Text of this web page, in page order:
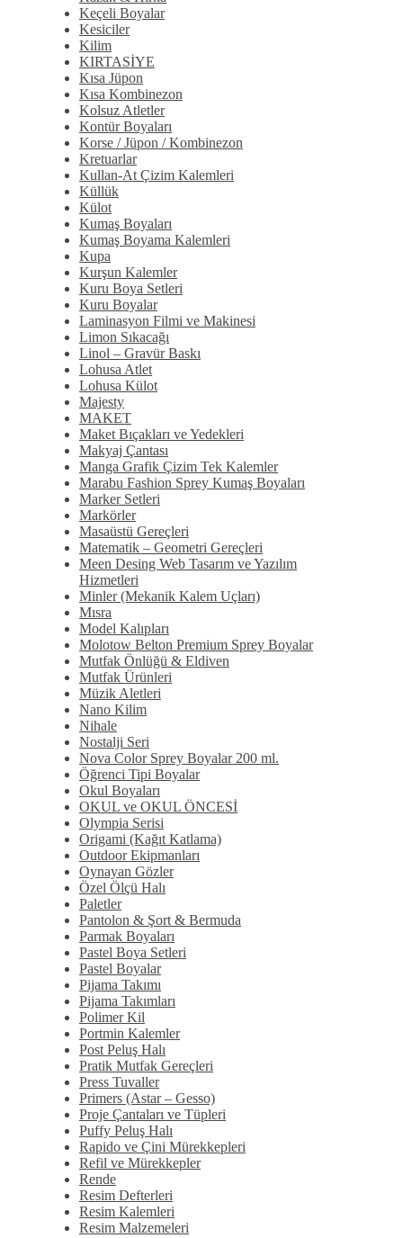
Keçeli Boyalar
Kesiciler
Kilim
KIRTASİYE
Kısa Jüpon
Kısa Kombinezon
Kolsuz Atletler
Kontür Boyaları
Korse / Jüpon / Kombinezon
Kretuarlar
Kullan-At Çizim Kalemleri
Küllük
Külot
Kumaş Boyaları
Kumaş Boyama Kalemleri
Kupa
Kurşun Kalemler
Kuru Boya Setleri
Kuru Boyalar
Laminasyon Filmi ve Makinesi
Limon Sıkacağı
Linol – Gravür Baskı
Lohusa Atlet
Lohusa Külot
Majesty
MAKET
Maket Bıçakları ve Yedekleri
Makyaj Çantası
Manga Grafik Çizim Tek Kalemler
Marabu Fashion Sprey Kumaş Boyaları
Marker Setleri
Markörler
Masaüstü Gereçleri
Matematik – Geometri Gereçleri
Meen Desing Web Tasarım ve Yazılım
Hizmetleri
Minler (Mekanik Kalem Uçları)
Mısra
Model Kalıpları
Molotow Belton Premium Sprey Boyalar
Mutfak Önlüğü & Eldiven
Mutfak Ürünleri
Müzik Aletleri
Nano Kilim
Nihale
Nostalji Seri
Nova Color Sprey Boyalar 200 ml.
Öğrenci Tipi Boyalar
Okul Boyaları
OKUL ve OKUL ÖNCESİ
Olympia Serisi
Origami (Kağıt Katlama)
Outdoor Ekipmanları
Oynayan Gözler
Özel Ölçü Halı
Paletler
Pantolon & Şort & Bermuda
Parmak Boyaları
Pastel Boya Setleri
Pastel Boyalar
Pijama Takımı
Pijama Takımları
Polimer Kil
Portmin Kalemler
Post Peluş Halı
Pratik Mutfak Gereçleri
Press Tuvaller
Primers (Astar – Gesso)
Proje Çantaları ve Tüpleri
Puffy Peluş Halı
Rapido ve Çini Mürekkepleri
Refil ve Mürekkepler
Rende
Resim Defterleri
Resim Kalemleri
Resim Malzemeleri